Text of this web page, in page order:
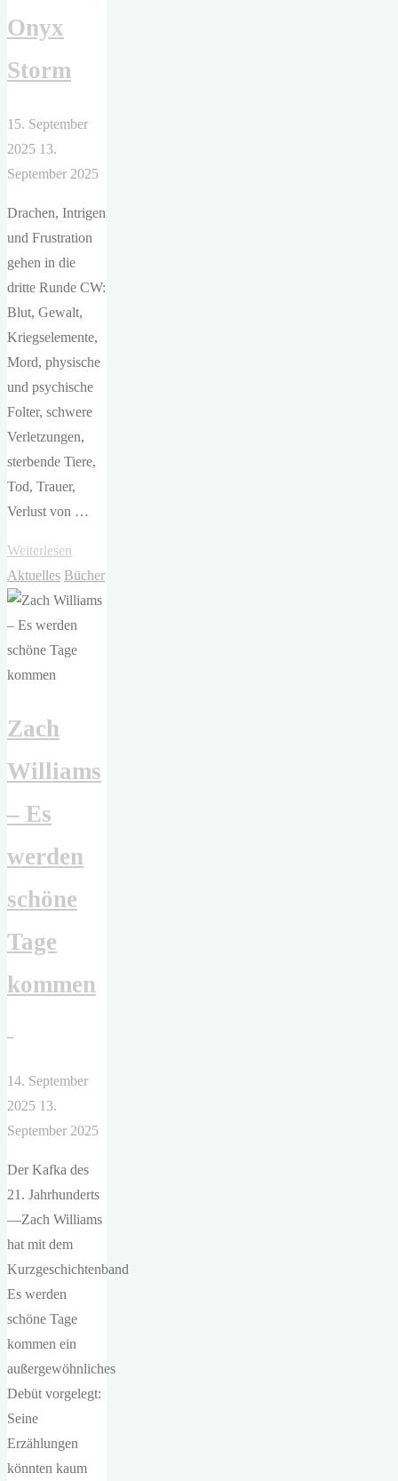
Onyx
Storm
15. September
2025 13.
September 2025
Drachen, Intrigen
und Frustration
gehen in die
dritte Runde CW:
Blut, Gewalt,
Kriegselemente,
Mord, physische
und psychische
Folter, schwere
Verletzungen,
sterbende Tiere,
Tod, Trauer,
Verlust von …
Weiterlesen
Yarros
–
Onyx
Storm"
Aktuelles Bücher
Zach
Williams
– Es
werden
schöne
Tage
kommen
14. September
2025 13.
September 2025
Der Kafka des
21. Jahrhunderts
—Zach Williams
hat mit dem
Kurzgeschichtenband
Es werden
schöne Tage
kommen ein
außergewöhnliches
Debüt vorgelegt:
Seine
Erzählungen
könnten kaum